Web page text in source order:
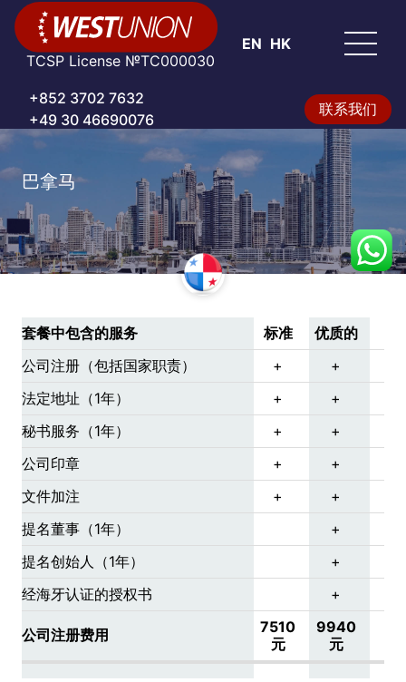
TCSP License №TC000030
+852 3702 7632
+49 30 46690076
联系我们
EN HK
巴拿马
套餐中包含的服务 标准
优质的
公司注册（包括国家职责）
+
+
法定地址（1年）
+
+
秘书服务（1年）
+
+
公司印章
+
+
文件加注
+
+
提名董事（1年）
+
提名创始人（1年）
+
经海牙认证的授权书
+
公司注册费用
7510
元
9940
元